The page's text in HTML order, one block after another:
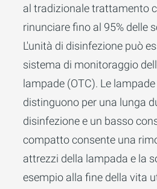
al tradizionale trattamento
rinunciare fino al 95% delle
L'unità di disinfezione può
sistema di monitoraggio
lampade (OTC). Le
distinguono per una lunga
disinfezione e un basso
compatto consente una
attrezzi della lampada e la
esempio alla fine della vita